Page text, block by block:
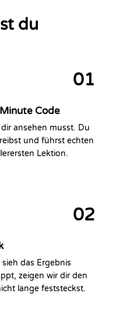
du
01
Code
ansehen musst. Du
und führst echten
Lektion.
02
das Ergebnis
zeigen wir dir den
lange feststeckst.